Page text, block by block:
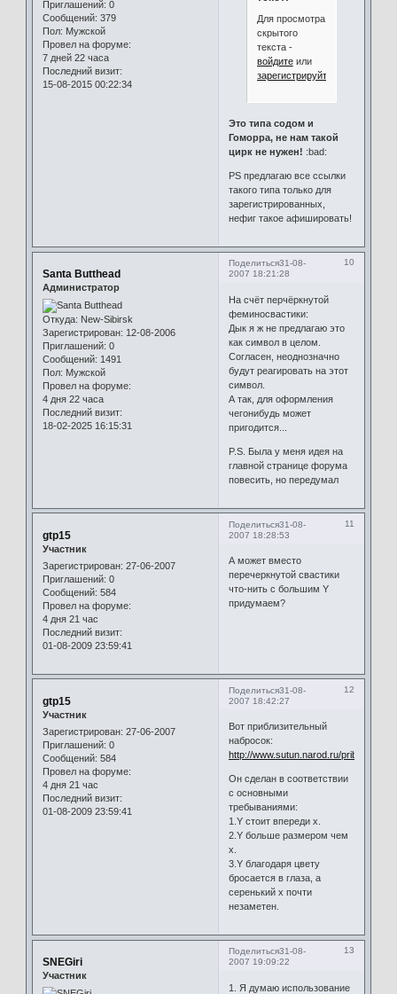
Приглашений: 0
Сообщений: 379
Пол: Мужской
Провел на форуме:
7 дней 22 часа
Последний визит:
15-08-2015 00:22:34
Для просмотра
скрытого
текста -
войдитеили
зарегистрируйтесь
Это типа содом и
Гоморра, не нам такой
цирк не нужен! :bad:
PS предлагаю все ссылки
такого типа только для
зарегистрированных,
нефиг такое афишировать!
Поделиться 10
31-08-
2007 18:21:28
Santa Butthead
Администратор
Откуда: New-Sibirsk
Зарегистрирован: 12-08-2006
Приглашений: 0
Сообщений: 1491
Пол: Мужской
Провел на форуме:
4 дня 22 часа
Последний визит:
18-02-2025 16:15:31
На счёт перчёркнутой
феминосвастики:
Дык я ж не предлагаю это
как символ в целом.
Согласен, неоднозначно
будут реагировать на этот
символ.
А так, для оформления
чегонибудь может
пригодится...
P.S. Была у меня идея на
главной странице форума
повесить, но передумал
Поделиться 11
31-08-
2007 18:28:53
gtp15
Участник
Зарегистрирован: 27-06-2007
Приглашений: 0
Сообщений: 584
Провел на форуме:
4 дня 21 час
Последний визит:
01-08-2009 23:59:41
А может вместо
перечеркнутой свастики
что-нить с большим Y
придумаем?
Поделиться 12
31-08-
2007 18:42:27
gtp15
Участник
Зарегистрирован: 27-06-2007
Приглашений: 0
Сообщений: 584
Провел на форуме:
4 дня 21 час
Последний визит:
01-08-2009 23:59:41
Вот приблизительный
набросок:
http://www.sutun.narod.ru/
Он сделан в соответствии
с основными
требываниями:
1.Y стоит впереди x.
2.Y больше размером чем
x.
3.Y благодаря цвету
бросается в глаза, а
серенький x почти
незаметен.
Поделиться 13
31-08-
2007 19:09:22
SNEGiri
Участник
1. Я думаю использование